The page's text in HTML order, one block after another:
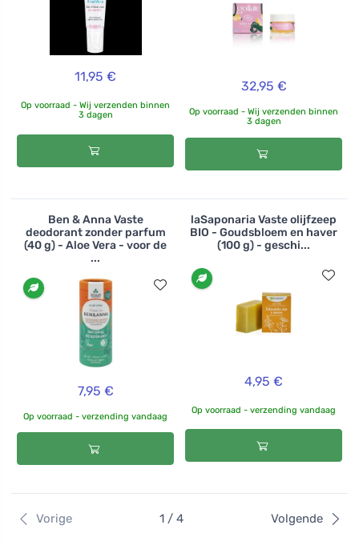
11,95 €
Op voorraad - Wij verzenden binnen
3 dagen
32,95 €
Op voorraad - Wij verzenden binnen
3 dagen
Ben & Anna Vaste
deodorant zonder parfum
(40 g) - Aloe Vera - voor de
...
7,95 €
Op voorraad - verzending vandaag
laSaponaria Vaste olijfzeep
BIO - Goudsbloem en haver
(100 g) - geschi...
4,95 €
Op voorraad - verzending vandaag
Vorige 1 / 4 Volgende